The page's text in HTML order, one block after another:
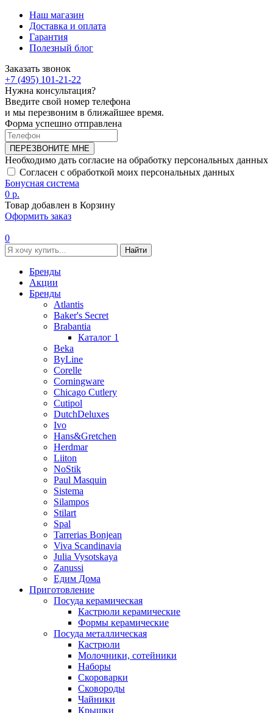
Наш магазин
Доставка и оплата
Гарантия
Полезный блог
Заказать звонок
+7 (495) 101-21-22
Нужна консультация?
Введите свой номер телефона
и мы перезвоним в ближайшее время.
Форма успешно отправлена
ПЕРЕЗВОНИТЕ МНЕ
Необходимо дать согласие на обработку персональных данных
Согласен с обработкой моих персональных данных
Бонусная система
0 р.
Товар добавлен в Корзину
Оформить заказ
0
Найти
Бренды
Акции
Бренды
Atlantis
Baker's Secret
Brabantia
Каталог 1
Beka
ByLine
Corelle
Corningware
Chicago Cutlery
Cutipol
DutchDeluxes
Ivo
Hans&Gretchen
Herdmar
Liiton
NoStik
Paul Masquin
Sistema
Silampos
Stilart
Spal
Tarrerias Bonjean
Viva Scandinavia
Julia Vysotskaya
Zanussi
Едим Дома
Приготовление
Посуда керамическая
Кастрюли керамические
Формы керамические
Посуда металлическая
Кастрюли
Молочники, сотейники
Наборы
Скороварки
Сковороды
Чайники
Крышки